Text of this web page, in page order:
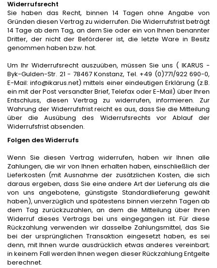
Widerrufsrecht
Sie haben das Recht, binnen 14 Tagen ohne Angabe von
Gründen diesen Vertrag zu widerrufen. Die Widerrufsfrist beträgt
14 Tage ab dem Tag, an dem Sie oder ein von Ihnen benannter
Dritter, der nicht der Beförderer ist, die letzte Ware in Besitz
genommen haben bzw. hat.
Um Ihr Widerrufsrecht auszuüben, müssen Sie uns ( IKARUS -
Byk-Gulden-Str. 21 - 78467 Konstanz, Tel. +49 (0)771/922 690-0,
E-Mail:info@ikarus.net) mittels einer eindeutigen Erklärung (z.B.
ein mit der Post versandter Brief, Telefax oder E-Mail) über Ihren
Entschluss, diesen Vertrag zu widerrufen, informieren. Zur
Wahrung der Widerrufsfrist reicht es aus, dass Sie die Mitteilung
über die Ausübung des Widerrufsrechts vor Ablauf der
Widerrufsfrist absenden.
Folgen des Widerrufs
Wenn Sie diesen Vertrag widerrufen, haben wir Ihnen alle
Zahlungen, die wir von Ihnen erhalten haben, einschließlich der
Lieferkosten (mit Ausnahme der zusätzlichen Kosten, die sich
daraus ergeben, dass Sie eine andere Art der Lieferung als die
von uns angebotene, günstigste Standardlieferung gewählt
haben), unverzüglich und spätestens binnen vierzehn Tagen ab
dem Tag zurückzuzahlen, an dem die Mitteilung über Ihren
Widerruf dieses Vertrags bei uns eingegangen ist. Für diese
Rückzahlung verwenden wir dasselbe Zahlungsmittel, das Sie
bei der ursprünglichen Transaktion eingesetzt haben, es sei
denn, mit Ihnen wurde ausdrücklich etwas anderes vereinbart;
in keinem Fall werden Ihnen wegen dieser Rückzahlung Entgelte
berechnet.